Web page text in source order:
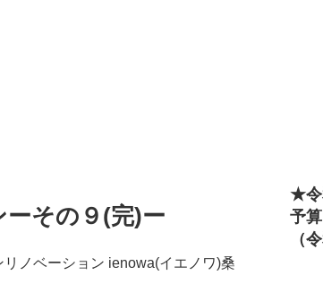
その９(完)ー
ノベーション ienowa(イエノワ)桑
★令
予
（